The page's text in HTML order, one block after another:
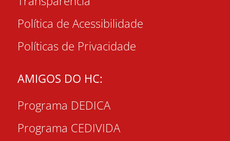
Política de Acessibilidade
Políticas de Privacidade
AMIGOS DO HC:
Programa DEDICA
Programa CEDIVIDA